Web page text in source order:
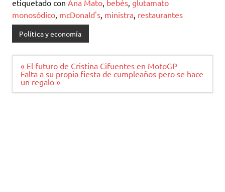
etiquetado con Ana Mato, bebés, glutamato
monosódico, mcDonald's, ministra, restaurantes
Política y economía
Navegación
de
entradas
« El futuro de Cristina Cifuentes en MotoGP
Falta a su propia fiesta de cumpleaños pero se hace
un regalo »